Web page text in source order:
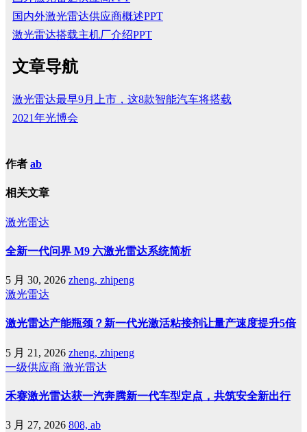
国内外激光雷达供应商概述PPT
激光雷达搭载主机厂介绍PPT
文章导航
激光雷达最早9月上市，这8款智能汽车将搭载
2021年光博会
作者 ab
相关文章
激光雷达
全新一代问界 M9 六激光雷达系统简析
5 月 30, 2026 zheng, zhipeng
激光雷达
激光雷达产能瓶颈？新一代光激活粘接剂让量产速度提升5倍
5 月 21, 2026 zheng, zhipeng
一级供应商 激光雷达
禾赛激光雷达获一汽奔腾新一代车型定点，共筑安全新出行
3 月 27, 2026 808, ab